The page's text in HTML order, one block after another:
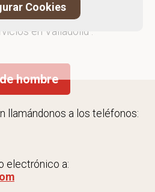
Zapatos de hombre
en Valladolid .
hombre
llamándonos a los teléfonos:
electrónico a:
Cookies